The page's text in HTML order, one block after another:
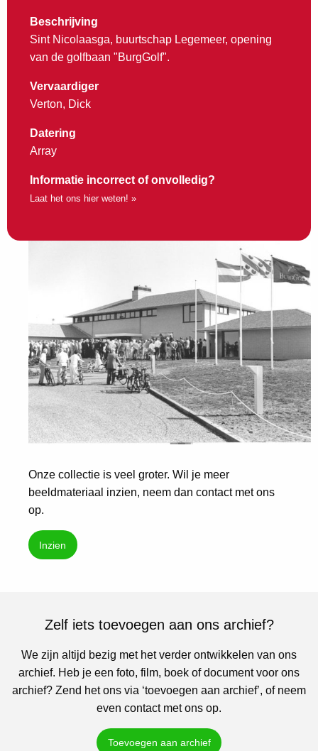
Beschrijving
Sint Nicolaasga, buurtschap Legemeer, opening
van de golfbaan "BurgGolf".
Vervaardiger
Verton, Dick
Datering
Array
Informatie incorrect of onvolledig?
Laat het ons hier weten! »
Onze collectie is veel groter. Wil je meer
beeldmateriaal inzien, neem dan contact met ons
op.
Inzien
Zelf iets toevoegen aan ons archief?
We zijn altijd bezig met het verder ontwikkelen van ons
archief. Heb je een foto, film, boek of document voor ons
archief? Zend het ons via ‘toevoegen aan archief’, of neem
even contact met ons op.
Toevoegen aan archief